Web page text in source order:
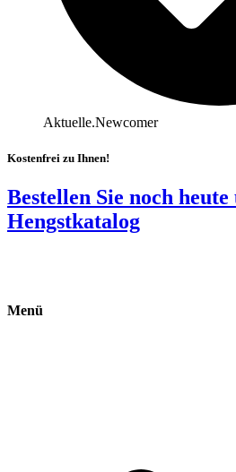
Aktuelle.Newcomer
Kostenfrei zu Ihnen!
Bestellen Sie noch heute
Hengstkatalog
Menü